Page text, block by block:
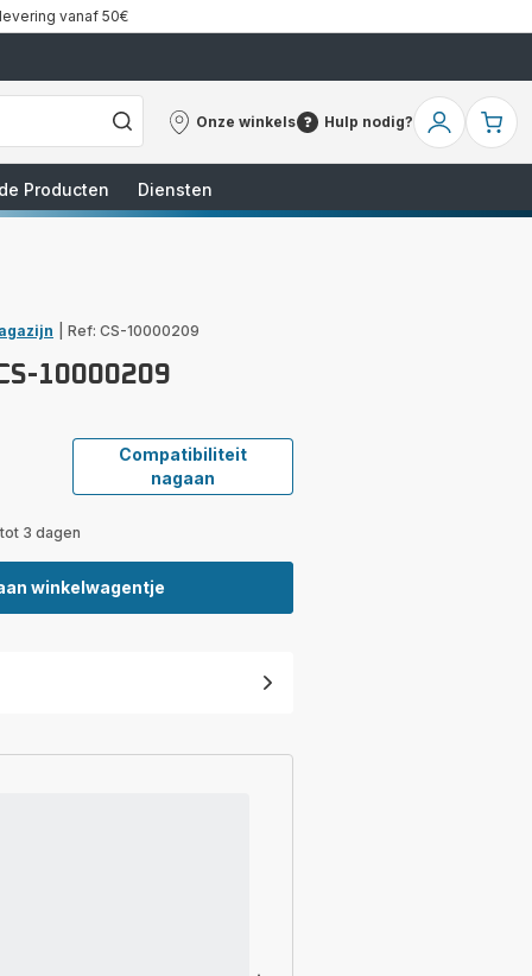
vanaf 50€
Onze winkels
Onze
Hulp nodig?
Hulp
Mijn
Producten
Diensten
Ref: CS-10000209
10000209
Compatibiliteit
nagaan
3 dagen
winkelwagentje